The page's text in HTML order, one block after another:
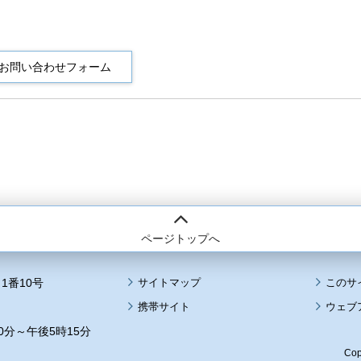
ページトップへ
番10号
分～午後5時15分
サイトマップ
このサ
携帯サイト
ウェブ